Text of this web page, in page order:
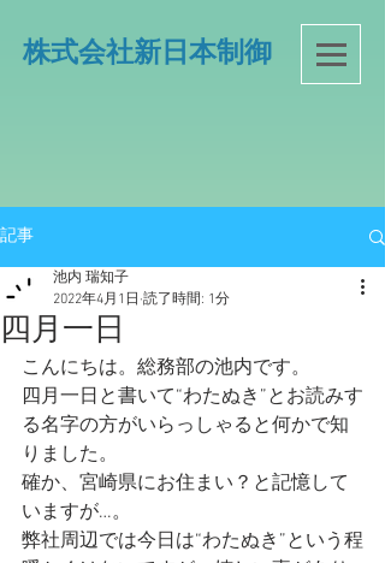
​株式会社新日本制御
記事
四月一日
池内 瑞知子
2022年4月1日 読了時間: 1分
こんにちは。総務部の池内です。
四月一日と書いて“わたぬき”とお読みす
る名字の方がいらっしゃると何かで知
りました。
確か、宮崎県にお住まい？と記憶して
いますが…。
弊社周辺では今日は“わたぬき”という程